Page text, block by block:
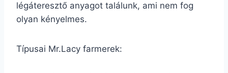
légáteresztő anyagot találunk, ami nem fog
olyan kényelmes.
Típusai Mr.Lacy farmerek: